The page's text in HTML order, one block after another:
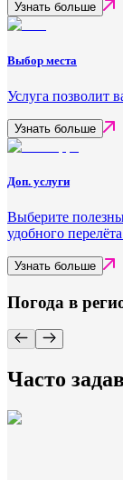
Узнать больше
Выбор места
Услуга позволит
Узнать больше
Доп. услуги
Выберите
удобного
Узнать больше
Погода в
Часто